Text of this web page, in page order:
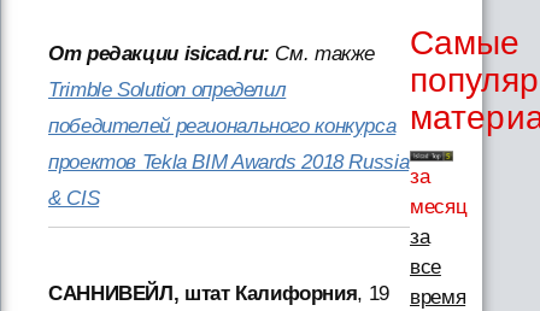
От редакции isicad.ru: См. также
Trimble Solution определил
победителей регионального конкурса
проектов Tekla BIM Awards 2018 Russia
& CIS
САННИВЕЙЛ, штат Калифорния, 19
Самые
за
месяц
за
все
время